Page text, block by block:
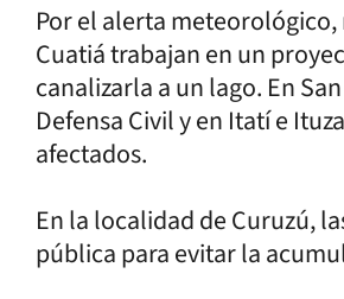
Por el alerta
Cuatiá trabajan en un
canalizarla a un lago. En
Defensa Civil y en Itatí e
afectados.
En la localidad de Curuzú,
pública para evitar la